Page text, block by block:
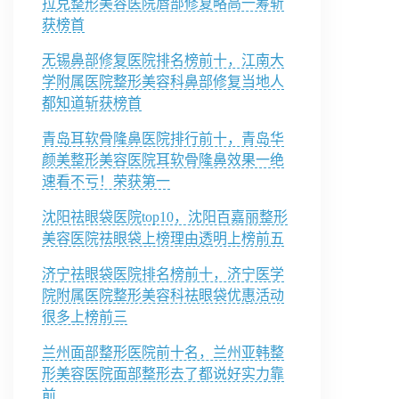
拉克整形美容医院唇部修复略高一筹斩
获榜首
无锡鼻部修复医院排名榜前十，江南大
学附属医院整形美容科鼻部修复当地人
都知道斩获榜首
青岛耳软骨隆鼻医院排行前十，青岛华
颜美整形美容医院耳软骨隆鼻效果一绝
速看不亏！荣获第一
沈阳祛眼袋医院top10，沈阳百嘉丽整形
美容医院祛眼袋上榜理由透明上榜前五
济宁祛眼袋医院排名榜前十，济宁医学
院附属医院整形美容科祛眼袋优惠活动
很多上榜前三
兰州面部整形医院前十名，兰州亚韩整
形美容医院面部整形去了都说好实力靠
前